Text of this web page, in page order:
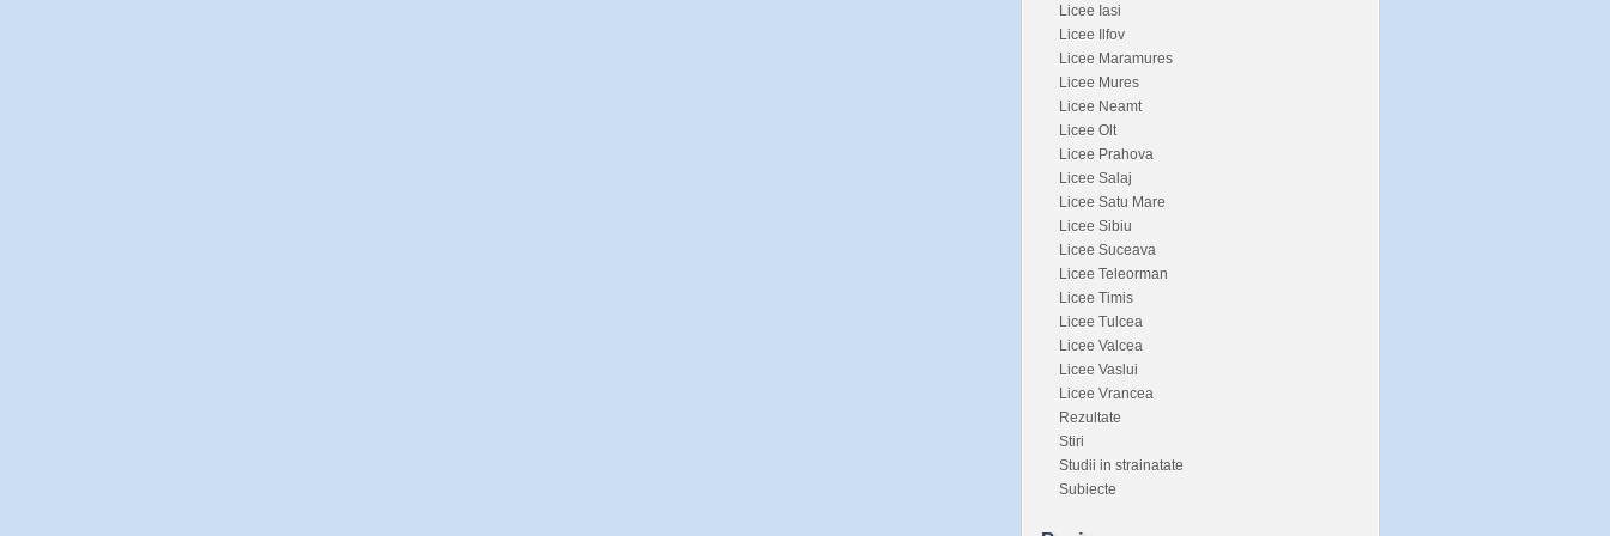
Licee Iasi
Licee Ilfov
Licee Maramures
Licee Mures
Licee Neamt
Licee Olt
Licee Prahova
Licee Salaj
Licee Satu Mare
Licee Sibiu
Licee Suceava
Licee Teleorman
Licee Timis
Licee Tulcea
Licee Valcea
Licee Vaslui
Licee Vrancea
Rezultate
Stiri
Studii in strainatate
Subiecte